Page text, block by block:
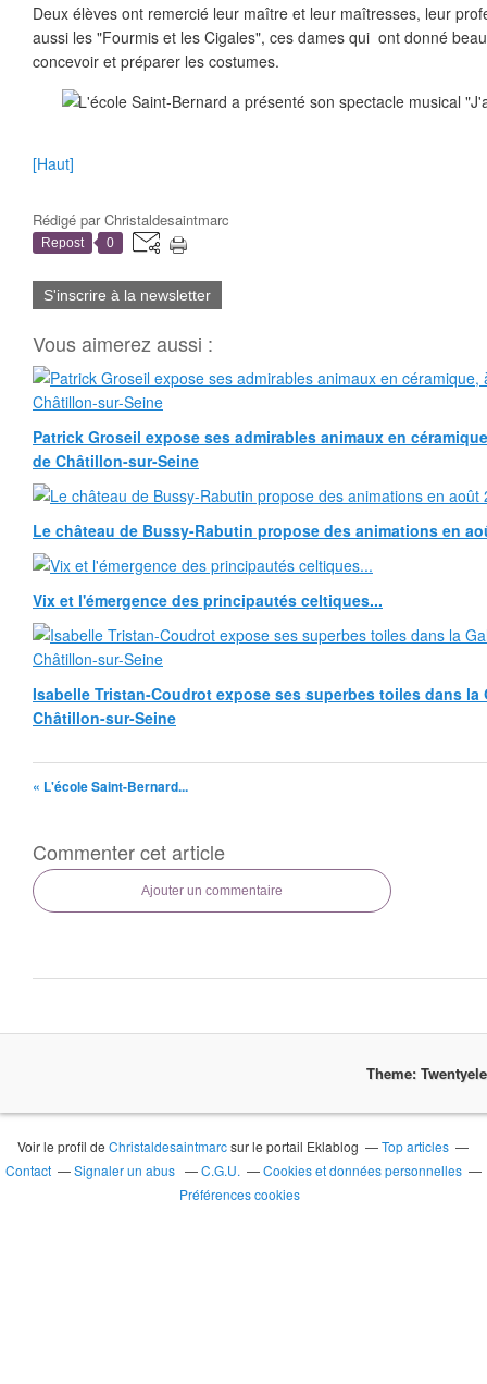
Deux élèves ont remercié leur maître et leur maîtresses, leur
aussi les "Fourmis et les Cigales", ces dames qui ont donné
concevoir et préparer les costumes.
[Haut]
Rédigé parChristaldesaintmarc
Repost 0
S'inscrire à la newsletter
Vous aimerez aussi :
Patrick Groseil expose ses admirables animaux en
de Châtillon-sur-Seine
Le château de Bussy-Rabutin propose des animations en
Vix et l'émergence des principautés celtiques...
Isabelle Tristan-Coudrot expose ses superbes toiles dans la
Châtillon-sur-Seine
« L'école Saint-Bernard...
Commenter cet article
Ajouter un commentaire
Theme:
Voir le profil deChristaldesaintmarcsur le portail Eklablog
Top articles
Contact
Signaler un abus C.G.U.
Cookies et données personnelles
Préférences cookies